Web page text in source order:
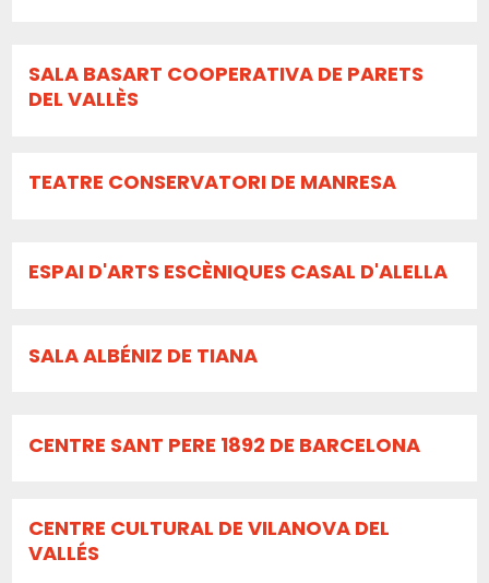
SALA BASART COOPERATIVA DE PARETS
DEL VALLÈS
TEATRE CONSERVATORI DE MANRESA
ESPAI D'ARTS ESCÈNIQUES CASAL D'ALELLA
SALA ALBÉNIZ DE TIANA
CENTRE SANT PERE 1892 DE BARCELONA
CENTRE CULTURAL DE VILANOVA DEL
VALLÉS